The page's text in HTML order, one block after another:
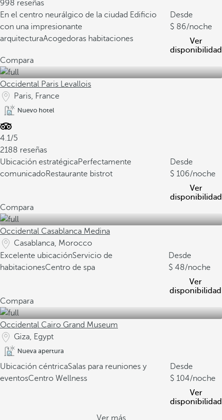
998 reseñas
En el centro neurálgico de la ciudad Edificio
con una impresionante
arquitecturaAcogedoras habitaciones
Desde
86/noche
Ver
disponibilidad
Compara
Occidental Paris Levallois
Paris, France
Nuevo hotel
4.1/5
2188 reseñas
Ubicación estratégicaPerfectamente
comunicadoRestaurante bistrot
Desde
106/noche
Ver
disponibilidad
Compara
Occidental Casablanca Medina
Casablanca, Morocco
Excelente ubicaciónServicio de
habitacionesCentro de spa
Desde
48/noche
Ver
disponibilidad
Compara
Occidental Cairo Grand Museum
Giza, Egypt
Nueva apertura
Ubicación céntricaSalas para reuniones y
eventosCentro Wellness
Desde
104/noche
Ver
disponibilidad
Ver más